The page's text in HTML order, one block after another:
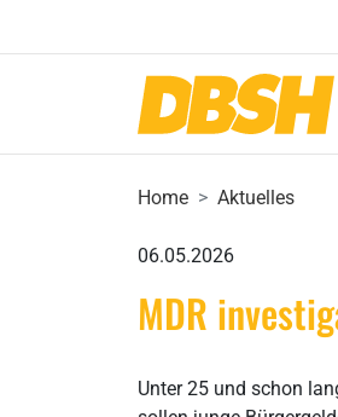
Home Aktuelles
06.05.2026
MDR
Unter 25 und schon